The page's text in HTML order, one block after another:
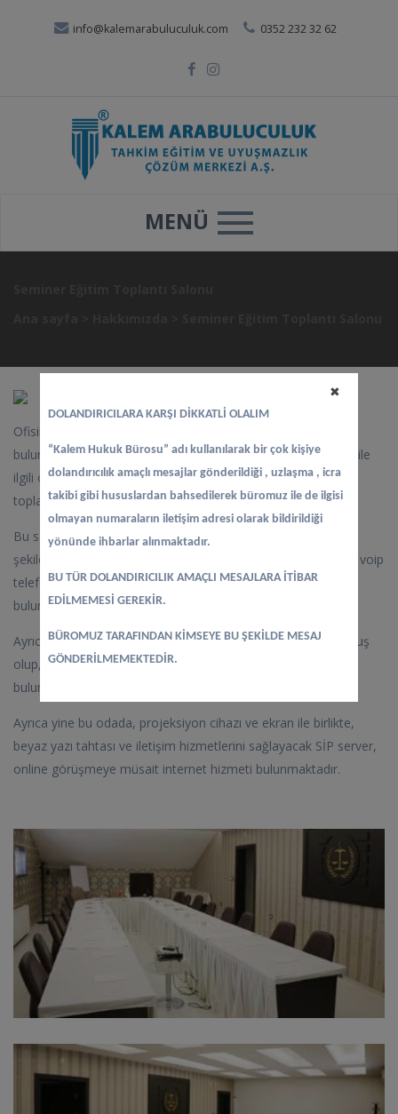
info@kalemarabuluculuk.com 0352 232 32 62
MENÜ
Ofisimizde 30 kişilik bir seminer/eğitim/toplantı salonumuz
bulunmaktadır. Bu salonumuzda ihtiyaca göre, arabuluculuk ile
ilgili olarak seminer ve eğitim verilebilmekte, aynı zamanda
toplantılar yapılabilmektedir.
Bu salonumuzda görüntülü arama ve görüşme yapabilecek
şekilde telekonferans sistemi için gerekli olan teknik alt yapı, voip
telefon cihazları ve araç-gereçlerin tümü hazır
bulundurulmaktadır.
Ayrıca bu odamızda, gerek wifi, gerekse kablolu LAN kurulmuş
olup, laser yazıcı, bilgisayar, kesintisiz güç kaynağı
bulundurulmaktadır.
Ayrıca yine bu odada, projeksiyon cihazı ve ekran ile birlikte,
beyaz yazı tahtası ve iletişim hizmetlerini sağlayacak SİP server,
online görüşmeye müsait internet hizmeti bulunmaktadır.
DOLANDIRICILARA KARŞI DİKKATLİ OLALIM
“Kalem Hukuk Bürosu” adı kullanılarak bir çok kişiye
dolandırıcılık amaçlı mesajlar gönderildiği , uzlaşma , icra
takibi gibi hususlardan bahsedilerek büromuz ile de ilgisi
olmayan numaraların iletişim adresi olarak bildirildiği
yönünde ihbarlar alınmaktadır.
BU TÜR DOLANDIRICILIK AMAÇLI MESAJLARA İTİBAR
EDİLMEMESİ GEREKİR.
BÜROMUZ TARAFINDAN KİMSEYE BU ŞEKİLDE MESAJ
GÖNDERİLMEMEKTEDİR.
✖